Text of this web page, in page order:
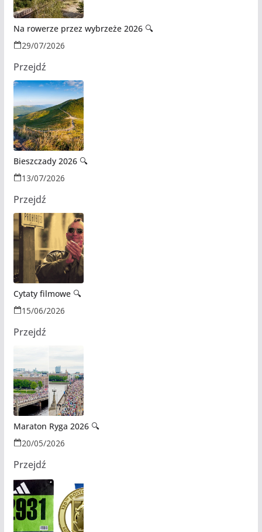
Na rowerze przez wybrzeże 2026 🔍
29/07/2026
Przejdź
Bieszczady 2026 🔍
13/07/2026
Przejdź
Cytaty filmowe 🔍
15/06/2026
Przejdź
Maraton Ryga 2026 🔍
20/05/2026
Przejdź